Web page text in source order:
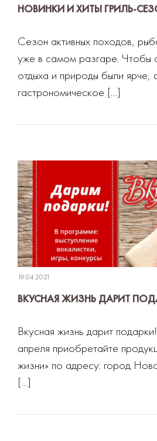
НОВИНКИ И ХИТЫ ГРИЛЬ-
Сезон активных походов,
уже в самом разгаре. Чтобы
отдыха и природы были ярче,
гастрономическое […]
19.04.2021
ВКУСНАЯ ЖИЗНЬ ДАРИТ
Вкусная жизнь дарит подарки!
апреля приобретайте
жизни» по адресу: город
[…]